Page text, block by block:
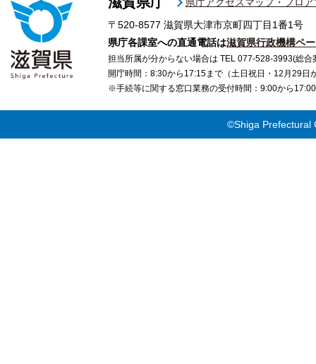
〒520-8577 滋賀県大津市京町四丁目1番1号
県庁各課室への直通電話は滋賀県行政機構ペ
担当所属が分からない場合は TEL 077-528-3993(総合
開庁時間：8:30から17:15まで（土日祝日・12月29日
※手続等に関する窓口業務の受付時間：9:00から
©Shiga Prefectural